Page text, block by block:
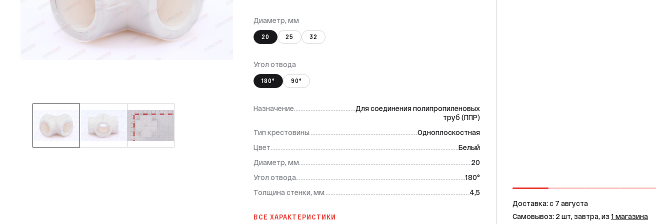
Диаметр, мм
20 25 32
Угол отвода
180° 90°
Назначение
Для соединения полипропиленовых
труб (ППР)
Тип крестовины
Одноплоскостная
Цвет
Белый
Диаметр, мм
20
Угол отвода
180°
Толщина стенки, мм
4,5
ВСЕ ХАРАКТЕРИСТИКИ
Доставка: c 7 августа
Самовывоз: 2 шт, завтра, из 1 магазина